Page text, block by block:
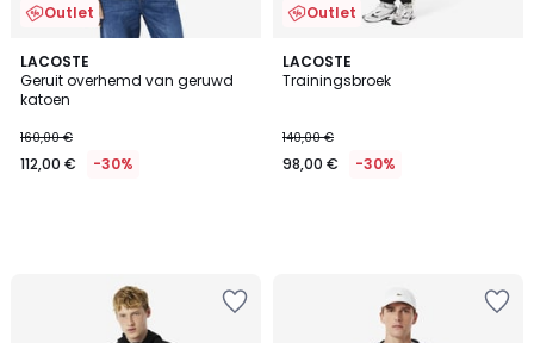
Outlet
LACOSTE
Geruit overhemd van geruwd
katoen
160,00 €
112,00 € -30%
Outlet
LACOSTE
Trainingsbroek
140,00 €
98,00 € -30%